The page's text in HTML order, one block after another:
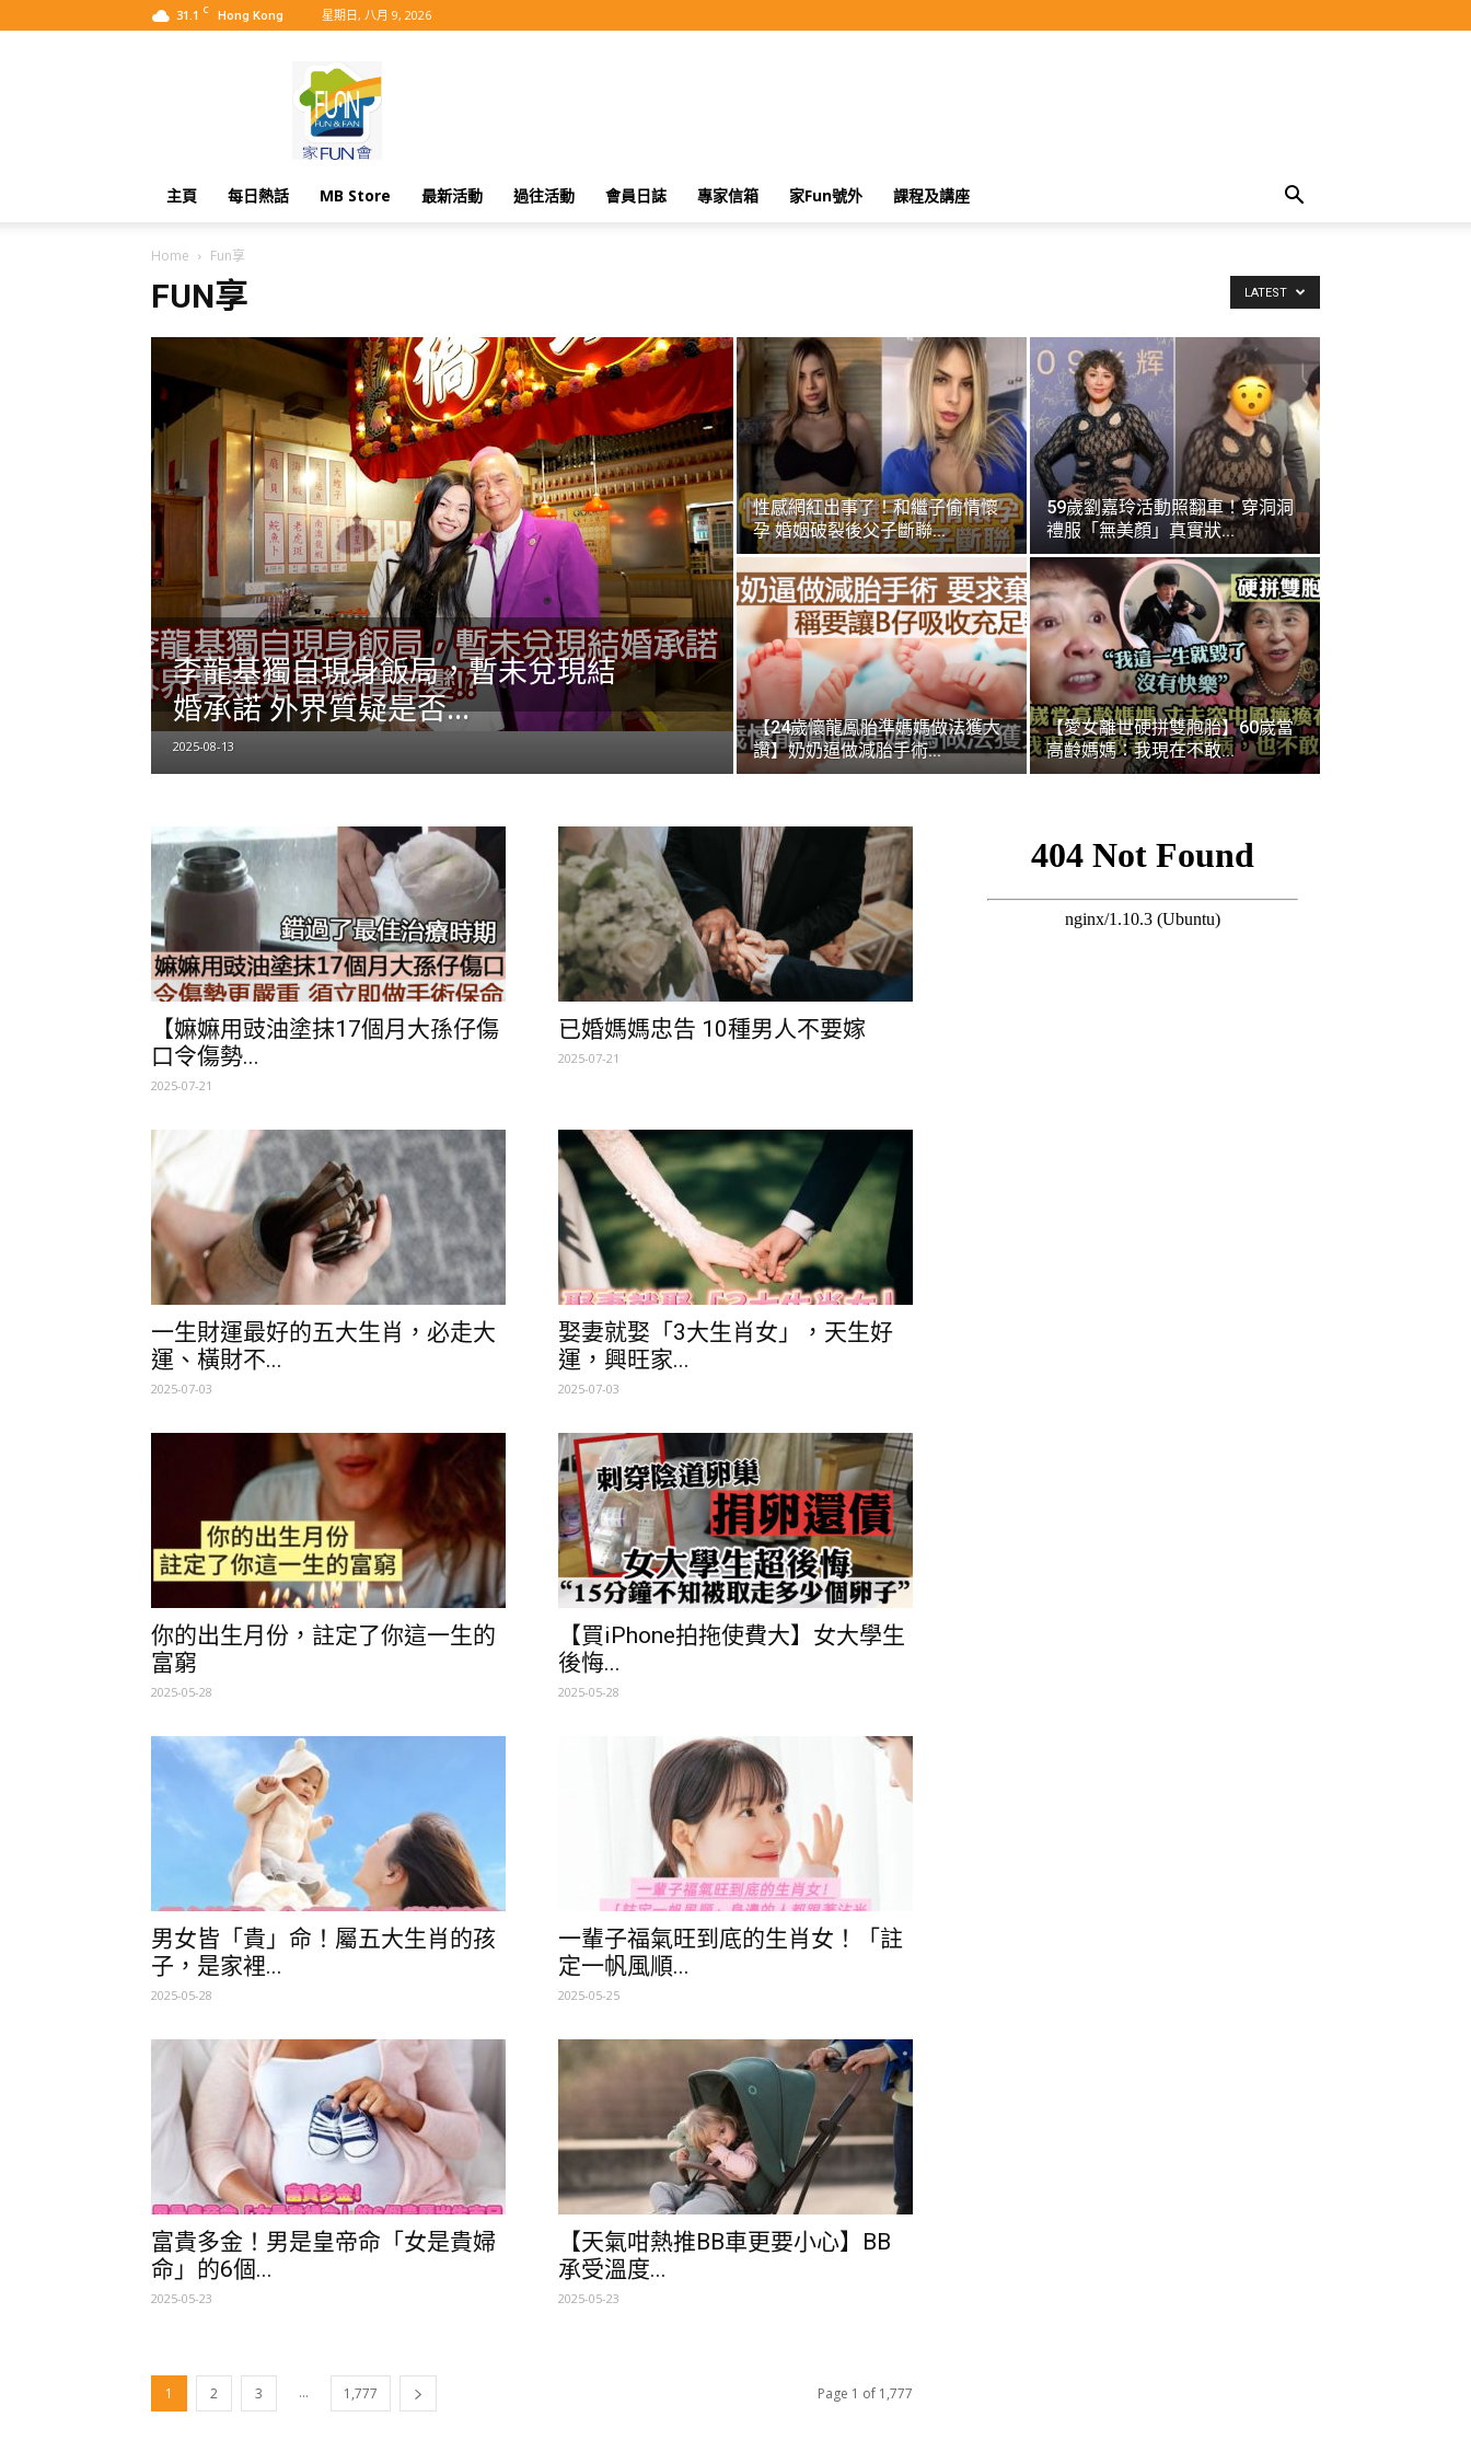
31.1 C Hong Kong 星期日, 八月 9, 2026
主頁 每日熱話 MB Store 最新活動 過往活動 會員日誌 專家信箱 家Fun號外 課程及講座
Home Fun享
FUN享 LATEST
李龍基獨自現身飯局，暫未兌現結
婚承諾 外界質疑是否...
2025-08-13
性感網紅出事了！和繼子偷情懷
孕 婚姻破裂後父子斷聯...
59歲劉嘉玲活動照翻車！穿洞洞
禮服「無美顏」真實狀...
【24歲懷龍鳳胎準媽媽做法獲大
讚】奶奶逼做減胎手術...
【愛女離世硬拼雙胞胎】60嵗當
高齡媽媽：我現在不敢...
【嫲嫲用豉油塗抹17個月大孫仔傷
口令傷勢...
2025-07-21
已婚媽媽忠告 10種男人不要嫁
2025-07-21
一生財運最好的五大生肖，必走大
運、橫財不...
2025-07-03
娶妻就娶「3大生肖女」，天生好
運，興旺家...
2025-07-03
你的出生月份，註定了你這一生的
富窮
2025-05-28
【買iPhone拍拖使費大】女大學生
後悔...
2025-05-28
男女皆「貴」命！屬五大生肖的孩
子，是家裡...
2025-05-28
一輩子福氣旺到底的生肖女！「註
定一帆風順...
2025-05-25
富貴多金！男是皇帝命「女是貴婦
命」的6個...
2025-05-23
【天氣咁熱推BB車更要小心】BB
承受溫度...
2025-05-23
1 2 3 ... 1,777 Page 1 of 1,777